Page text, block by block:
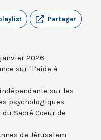
Partager
2026 :
sur "l’aide à
sur les
psychologiques
Sacré Coeur de
de Jérusalem-